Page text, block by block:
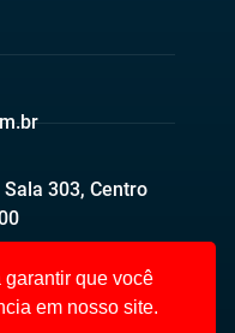
Sala 303, Centro
garantir que você
em nosso site.